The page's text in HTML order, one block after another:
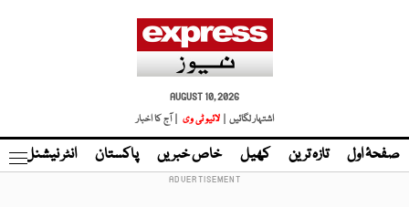
AUGUST 10, 2026
اشتہار لگائیں |
لائیو ٹی وی | آج کا اخبار
صفحۂ اول تازہ ترین کھیل خاص خبریں پاکستان انٹر نیشنل